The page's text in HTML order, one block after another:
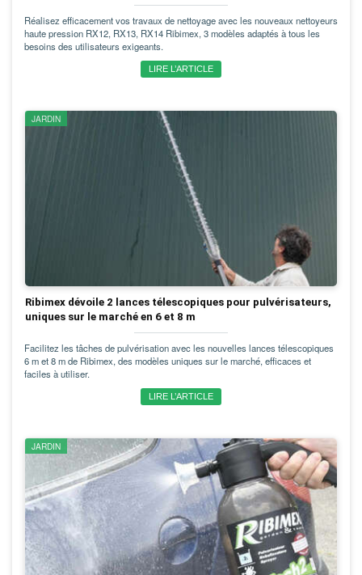
Réalisez efficacement vos travaux de nettoyage avec les nouveaux nettoyeurs
haute pression RX12, RX13, RX14 Ribimex, 3 modèles adaptés à tous les
besoins des utilisateurs exigeants.
LIRE L’ARTICLE
JARDIN
Ribimex dévoile 2 lances télescopiques pour pulvérisateurs,
uniques sur le marché en 6 et 8 m
Facilitez les tâches de pulvérisation avec les nouvelles lances télescopiques
6 m et 8 m de Ribimex, des modèles uniques sur le marché, efficaces et
faciles à utiliser.
LIRE L’ARTICLE
JARDIN